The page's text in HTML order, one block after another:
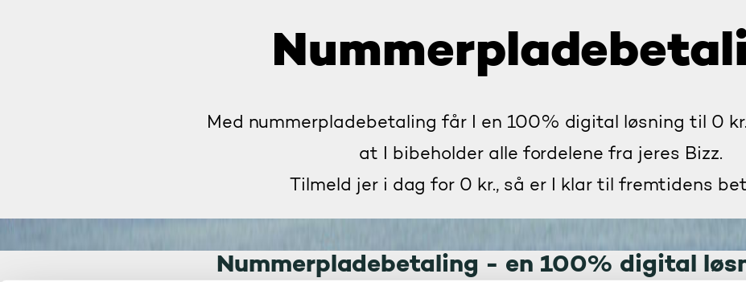
Med nummerpladebetaling får I en 100% digital løsning til 0
at I bibeholder alle fordelene fra jeres Bizz.
Tilmeld jer i dag for 0 kr., så er I klar til fremtidens
Nummerpladebetaling - en 100% digital